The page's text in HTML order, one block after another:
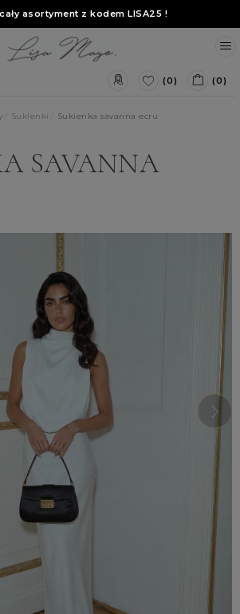
asortyment z kodem LISA25 !
(0) (0)
Sukienki Sukienka savanna ecru
SAVANNA